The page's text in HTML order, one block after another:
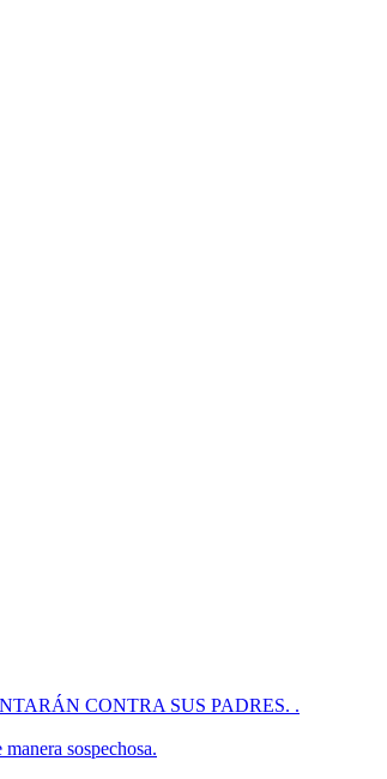
CONTRA SUS PADRES. .
sospechosa.